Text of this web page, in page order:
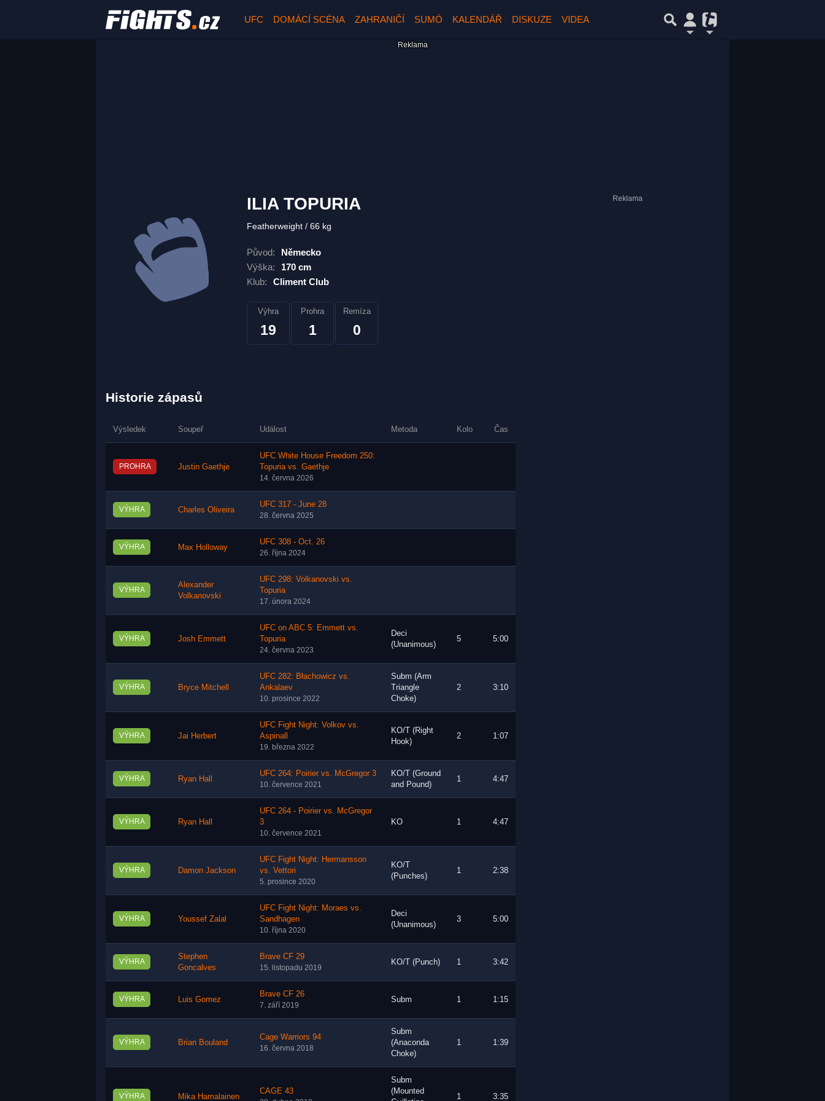
UFC DOMÁCÍ SCÉNA ZAHRANIČÍ SUMÓ KALENDÁŘ DISKUZE VIDEA
ILIA TOPURIA
Featherweight 66 kg
Původ:
Německo
Výška:
170 cm
Klub:
Climent Club
Výhra
19
Prohra
1
Remíza
0
Historie zápasů
Výsledek Soupeř Událost Metoda Kolo Čas
PROHRA Justin Gaethje
UFC White House Freedom 250:
Topuria vs. Gaethje
14. června 2026
VÝHRA Charles Oliveira
UFC 317 - June 28
28. června 2025
VÝHRA Max Holloway
UFC 308 - Oct. 26
26. října 2024
VÝHRA
Alexander
Volkanovski
UFC 298: Volkanovski vs.
Topuria
17. února 2024
VÝHRA Josh Emmett
UFC on ABC 5: Emmett vs.
Topuria
24. června 2023
Deci
(Unanimous)
5 5:00
VÝHRA Bryce Mitchell
UFC 282: Błachowicz vs.
Ankalaev
10. prosince 2022
Subm (Arm
Triangle
Choke)
2 3:10
VÝHRA Jai Herbert
UFC Fight Night: Volkov vs.
Aspinall
19. března 2022
KO/T (Right
Hook)
2 1:07
VÝHRA Ryan Hall
UFC 264: Poirier vs. McGregor 3
10. července 2021
KO/T (Ground
and Pound)
1 4:47
VÝHRA Ryan Hall
UFC 264 - Poirier vs. McGregor
3
10. července 2021
KO 1 4:47
VÝHRA Damon Jackson
UFC Fight Night: Hermansson
vs. Vettori
5. prosince 2020
KO/T
(Punches)
1 2:38
VÝHRA Youssef Zalal
UFC Fight Night: Moraes vs.
Sandhagen
10. října 2020
Deci
(Unanimous)
3 5:00
VÝHRA
Stephen
Goncalves
Brave CF 29
15. listopadu 2019
KO/T (Punch) 1 3:42
VÝHRA Luis Gomez
Brave CF 26
7. září 2019
Subm 1 1:15
VÝHRA Brian Bouland
Cage Warriors 94
16. června 2018
Subm
(Anaconda
Choke)
1 1:39
VÝHRA Mika Hamalainen
CAGE 43
Subm
(Mounted
1 3:35